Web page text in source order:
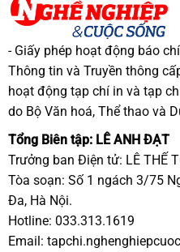
- Giấy phép hoạt động báo
Thông tin và Truyền thông
hoạt động tạp chí in và tạp
do Bộ Văn hoá, Thể thao và
Tổng Biên tập: LÊ ANH ĐẠT
Trưởng ban Điện tử: LÊ THẾ
Tòa soạn: Số 1 ngách 3/75
Đa, Hà Nội.
Hotline: 033.313.1619
Email: